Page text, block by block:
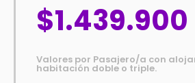
$1.439.900
Valores por Pasajero/a con
habitación doble o triple.